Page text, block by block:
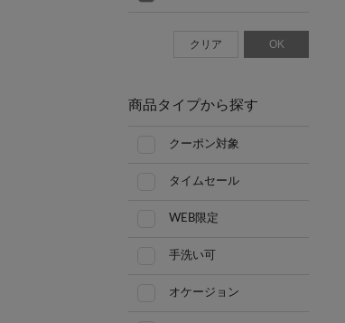
クリア OK
商品タイプから探す
クーポン対象
タイムセール
WEB限定
手洗い可
オケージョン